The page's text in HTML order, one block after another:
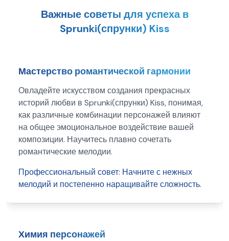
Важные советы для успеха в
Sprunki(спрунки) Kiss
Мастерство романтической гармонии
Овладейте искусством создания прекрасных
историй любви в Sprunki(спрунки) Kiss, понимая,
как различные комбинации персонажей влияют
на общее эмоциональное воздействие вашей
композиции. Научитесь плавно сочетать
романтические мелодии.
Профессиональный совет: Начните с нежных
мелодий и постепенно наращивайте сложность.
Химия персонажей